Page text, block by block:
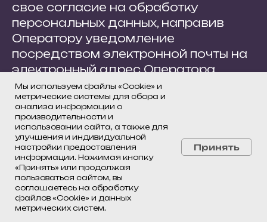
свое согласие на обработку
персональных данных, направив
Оператору уведомление
посредством электронной почты на
электронный адрес Оператора
info@insstroy.comс пометкой «Отзыв
согласия на обработку
персональных данных».
8.5. Вся информация, которая
собирается сторонними сервисами,
в том числе платежными системами,
средствами связи и другими
поставщиками услуг, хранится и
обрабатывается указанными
Мы используем файлы «Cookie» и
метрические системы для сбора и
анализа информации о
производительности и
использовании сайта, а также для
улучшения и индивидуальной
настройки предоставления
информации. Нажимая кнопку
«Принять» или продолжая
пользоваться сайтом, вы
соглашаетесь на обработку
файлов «Cookie» и данных
метрических систем.
Принять